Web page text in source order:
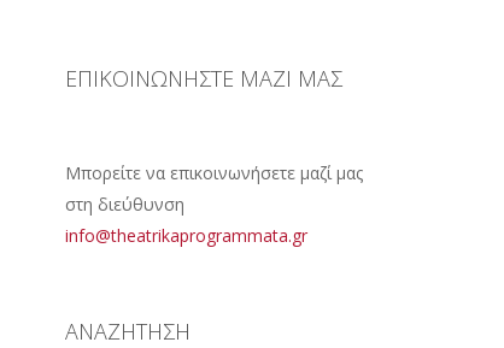
ΕΠΙΚΟΙΝΩΝΗΣΤΕ ΜΑΖΙ ΜΑΣ
Μπορείτε να επικοινωνήσετε μαζί μας
στη διεύθυνση
info@theatrikaprogrammata.gr
ΑΝΑΖΗΤΗΣΗ